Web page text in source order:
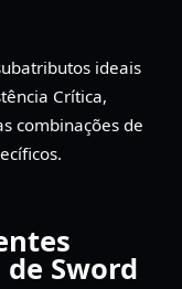
ideais
Crítica,
combinações de
Sword